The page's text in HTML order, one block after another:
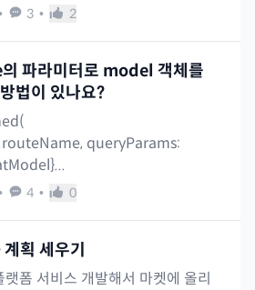
3 • 2
파라미터로 model 객체를
법이 있나요?
queryParams:
4 • 0
획 세우기
폼 서비스 개발해서 마켓에 올리